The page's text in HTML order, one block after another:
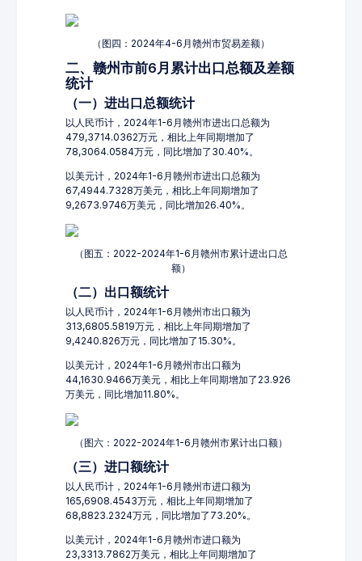
（图四：2024年4-6月赣州市贸易差额）
二、赣州市前6月累计出口总额及差额
统计
（一）进出口总额统计
以人民币计，2024年1-6月赣州市进出口总额为
479,3714.0362万元，相比上年同期增加了
78,3064.0584万元，同比增加了30.40%。
以美元计，2024年1-6月赣州市进出口总额为
67,4944.7328万美元，相比上年同期增加了
9,2673.9746万美元，同比增加26.40%。
（图五：2022-2024年1-6月赣州市累计进出口总
额）
（二）出口额统计
以人民币计，2024年1-6月赣州市出口额为
313,6805.5819万元，相比上年同期增加了
9,4240.826万元，同比增加了15.30%。
以美元计，2024年1-6月赣州市出口额为
44,1630.9466万美元，相比上年同期增加了23.926
万美元，同比增加11.80%。
（图六：2022-2024年1-6月赣州市累计出口额）
（三）进口额统计
以人民币计，2024年1-6月赣州市进口额为
165,6908.4543万元，相比上年同期增加了
68,8823.2324万元，同比增加了73.20%。
以美元计，2024年1-6月赣州市进口额为
23,3313.7862万美元，相比上年同期增加了